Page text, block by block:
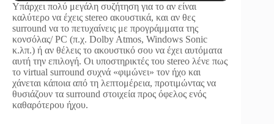
Υπάρχει πολύ μεγάλη συζήτηση για το αν είναι
καλύτερο να έχεις stereo ακουστικά, και αν θες
surround να το πετυχαίνεις με προγράμματα της
κονσόλας/ PC (π.χ. Dolby Atmos, Windows Sonic
κ.λπ.) ή αν θέλεις το ακουστικό σου να έχει αυτόματα
αυτή την επιλογή. Οι υποστηρικτές του stereo λένε πως
το virtual surround συχνά «φιμώνει» τον ήχο και
χάνεται κάποια από τη λεπτομέρεια, προτιμώντας να
θυσιάζουν τα surround στοιχεία προς όφελος ενός
καθαρότερου ήχου.